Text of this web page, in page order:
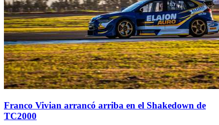
Franco Vivian arrancó arriba en el Shakedown de
TC2000